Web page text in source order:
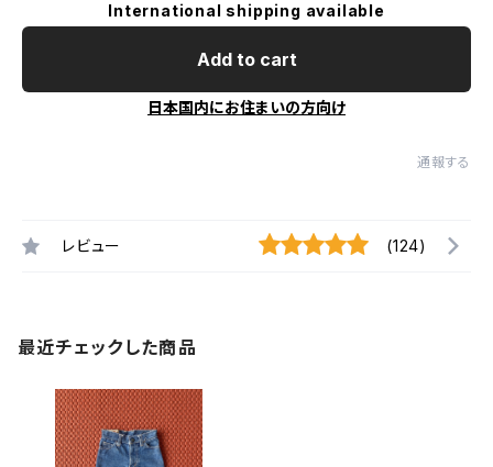
International shipping available
Add to cart
日本国内にお住まいの方向け
通報する
レビュー (124)
最近チェックした商品